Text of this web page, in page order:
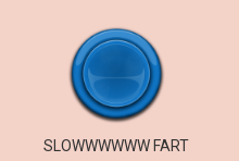
SLOWWWWWW FART